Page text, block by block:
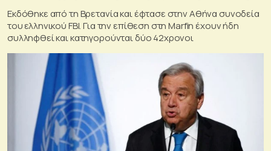
Εκδόθηκε από τη Βρετανία και έφτασε στην Αθήνα συνοδεία
του ελληνικού FBI. Για την επίθεση στη Marfin έχουν ήδη
συλληφθεί και κατηγορούνται δύο 42χρονοι